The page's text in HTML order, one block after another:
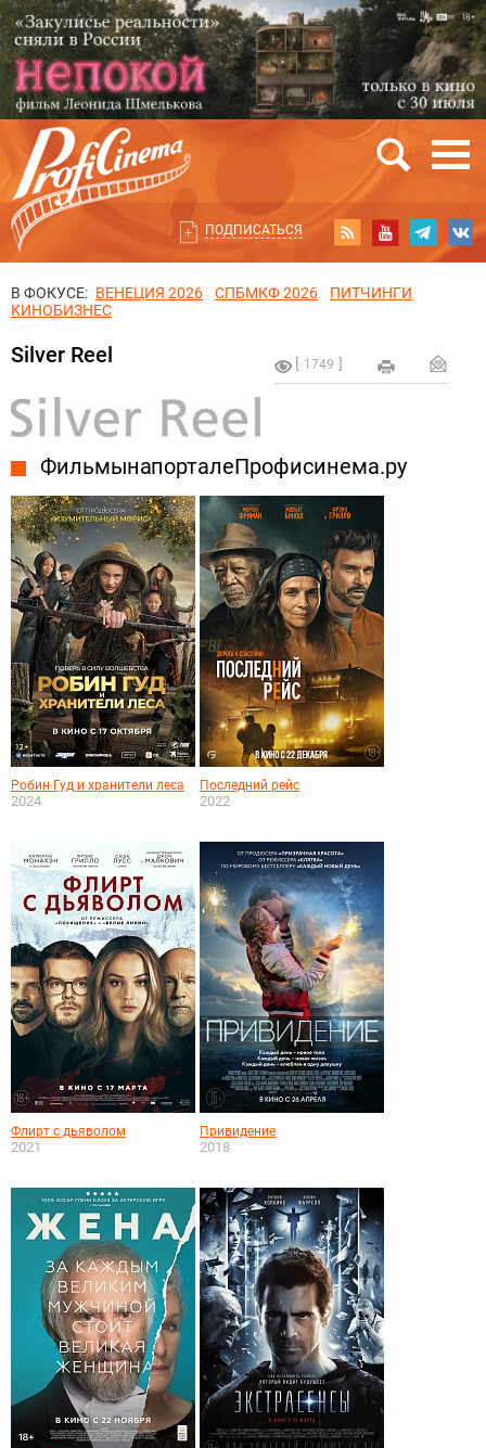
ПОДПИСАТЬСЯ
В ФОКУСЕ: ВЕНЕЦИЯ 2026 СПБМКФ 2026
ПИТЧИНГИ
КИНОБИЗНЕС
1749
Silver Reel
Фильмы на портале Профисинема.ру
Робин Гуд и хранители леса
2024
Последний рейс
2022
Флирт с дьяволом
2021
Привидение
2018